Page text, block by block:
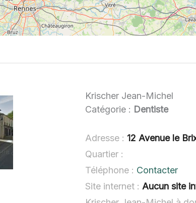
Krischer Jean-Michel
Catégorie : Dentiste
Adresse : 12 Avenue le
Quartier :
Téléphone : Contacter
Site internet : Aucun site